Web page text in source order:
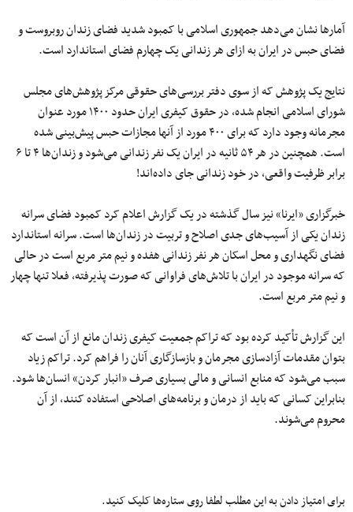
آمارها نشان می‌دهد جمهوری اسلامی با کمبود شدید فضای زندان روبروست و
فضای حبس در ایران به ازای هر زندانی یک چهارم فضای استاندارد است.
نتایج یک پژوهش که از سوی دفتر بررسی‌های حقوقی مرکز پژوهش‌های مجلس
شورای اسلامی انجام شده، در حقوق کیفری ایران حدود ١۴٠٠ مورد عنوان
مجرمانه وجود دارد که برای ۴٠٠ مورد از آنها مجازات حبس پیش‌بینی شده
است. همچنین در هر ۵۴ ثانیه در ایران یک نفر زندانی می‌شود و زندان‌ها ۴ تا ۶
برابر ظرفیت واقعی، در خود زندانی جای داده‌اند!
خبرگزاری «ایرنا» نیز سال گذشته در یک گزارش اعلام کرد کمبود فضای سرانه
زندان یکی از آسیب‌های جدی اصلاح و تربیت در زندان‌ها است. سرانه استاندارد
فضای نگهداری و محل اسکان هر نفر زندانی هفده و نیم متر مربع است در حالی
که سرانه موجود در ایران با تلاش‌های فراوانی که صورت پذیرفته، فعلا تنها چهار
و نیم متر مربع است.
این گزارش تأکید کرده بود که تراکم جمعیت کیفری زندان مانع از آن است که
بتوان مقدمات آزادسازی مجرمان و بازسازگاری آنان را فراهم کرد. تراکم زیاد
سبب می‌شود که منابع انسانی و مالی بسیاری صرف «انبار کردن» انسان‌ها شود.
بنابراین کسانی که باید از درمان و برنامه‌های اصلاحی استفاده کنند، از آن
محروم می‌شوند.
برای امتیاز دادن به این مطلب لطفا روی ستاره‌ها کلیک کنید.